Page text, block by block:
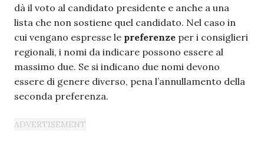
dà il voto al candidato presidente e anche a una
lista che non sostiene quel candidato. Nel caso in
cui vengano espresse le preferenze per i consiglieri
regionali, i nomi da indicare possono essere al
massimo due. Se si indicano due nomi devono
essere di genere diverso, pena l’annullamento della
seconda preferenza.